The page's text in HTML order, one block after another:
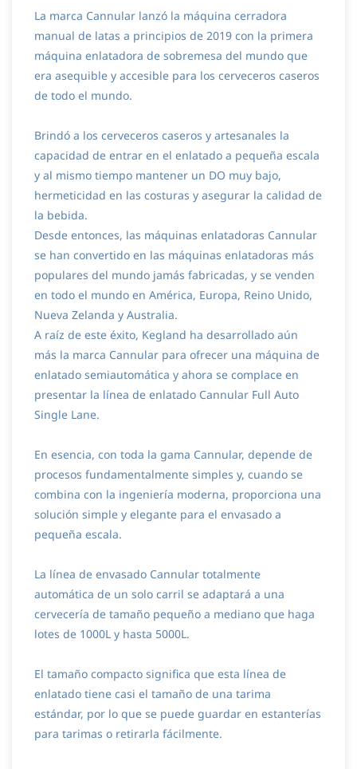
La marca Cannular lanzó la máquina cerradora
manual de latas a principios de 2019 con la primera
máquina enlatadora de sobremesa del mundo que
era asequible y accesible para los cerveceros caseros
de todo el mundo.
Brindó a los cerveceros caseros y artesanales la
capacidad de entrar en el enlatado a pequeña escala
y al mismo tiempo mantener un DO muy bajo,
hermeticidad en las costuras y asegurar la calidad de
la bebida.
Desde entonces, las máquinas enlatadoras Cannular
se han convertido en las máquinas enlatadoras más
populares del mundo jamás fabricadas, y se venden
en todo el mundo en América, Europa, Reino Unido,
Nueva Zelanda y Australia.
A raíz de este éxito, Kegland ha desarrollado aún
más la marca Cannular para ofrecer una máquina de
enlatado semiautomática y ahora se complace en
presentar la línea de enlatado Cannular Full Auto
Single Lane.
En esencia, con toda la gama Cannular, depende de
procesos fundamentalmente simples y, cuando se
combina con la ingeniería moderna, proporciona una
solución simple y elegante para el envasado a
pequeña escala.
La línea de envasado Cannular totalmente
automática de un solo carril se adaptará a una
cervecería de tamaño pequeño a mediano que haga
lotes de 1000L y hasta 5000L.
El tamaño compacto significa que esta línea de
enlatado tiene casi el tamaño de una tarima
estándar, por lo que se puede guardar en estanterías
para tarimas o retirarla fácilmente.